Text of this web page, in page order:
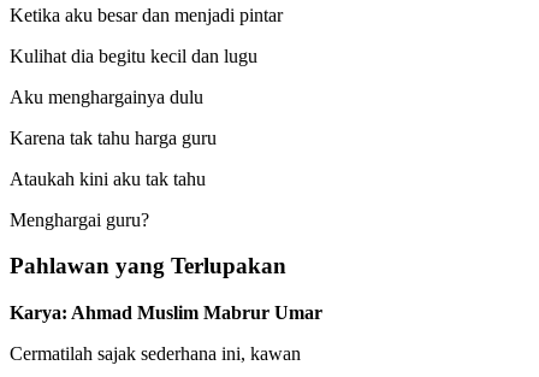
Ketika aku besar dan menjadi pintar
Kulihat dia begitu kecil dan lugu
Aku menghargainya dulu
Karena tak tahu harga guru
Ataukah kini aku tak tahu
Menghargai guru?
Pahlawan yang Terlupakan
Karya: Ahmad Muslim Mabrur Umar
Cermatilah sajak sederhana ini, kawan